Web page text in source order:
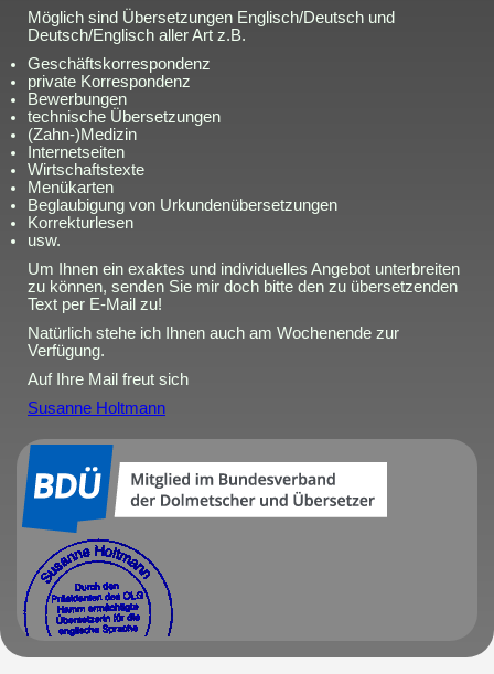
Möglich sind Übersetzungen Englisch/Deutsch und
Deutsch/Englisch aller Art z.B.
Geschäftskorrespondenz
private Korrespondenz
Bewerbungen
technische Übersetzungen
(Zahn-)Medizin
Internetseiten
Wirtschaftstexte
Menükarten
Beglaubigung von Urkundenübersetzungen
Korrekturlesen
usw.
Um Ihnen ein exaktes und individuelles Angebot unterbreiten
zu können, senden Sie mir doch bitte den zu übersetzenden
Text per E-Mail zu!
Natürlich stehe ich Ihnen auch am Wochenende zur
Verfügung.
Auf Ihre Mail freut sich
Susanne Holtmann